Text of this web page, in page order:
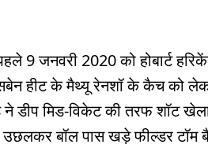
9 जनवरी 2020 को होबार्ट
हीट के मैथ्यू रेनशॉ के कैच को
डीप मिड-विकेट की तरफ शॉट
उछलकर बॉल पास खड़े फील्डर टॉम